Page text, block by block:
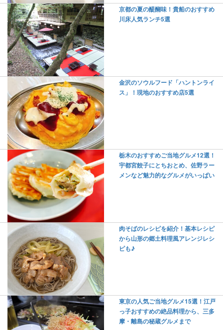
京都の夏の醍醐味！貴船のおすすめ
川床人気ランチ5選
金沢のソウルフード「ハントンライ
ス」！現地のおすすめ店5選
栃木のおすすめご当地グルメ12選！
宇都宮餃子にとちおとめ、佐野ラー
メンなど魅力的なグルメがいっぱい
肉そばのレシピを紹介！基本レシピ
から山形の郷土料理風アレンジレシ
ピも♪
東京の人気ご当地グルメ15選！江戸
っ子おすすめの絶品料理から、三多
摩・離島の秘蔵グルメまで